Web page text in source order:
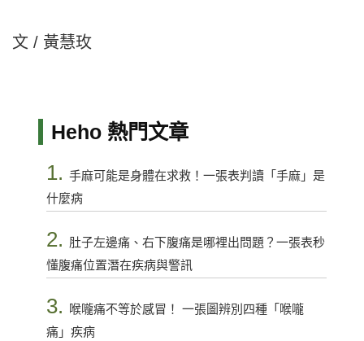
文 / 黃慧玫
Heho 熱門文章
1. 手麻可能是身體在求救！一張表判讀「手麻」是
什麼病
2. 肚子左邊痛、右下腹痛是哪裡出問題？一張表秒
懂腹痛位置潛在疾病與警訊
3.
喉嚨痛不等於感冒！ 一張圖辨別四種「喉嚨
痛」疾病